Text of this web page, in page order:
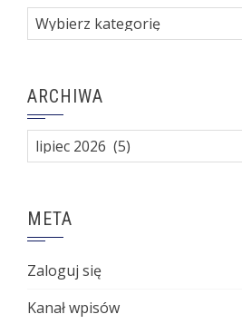
Kategorie
ARCHIWA
Archiwa
META
Zaloguj się
Kanał wpisów